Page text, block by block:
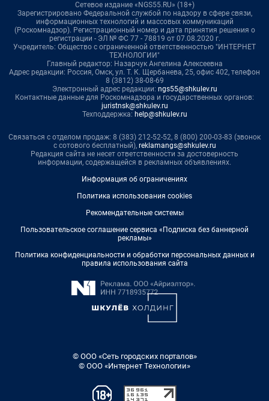
Сетевое издание «NGS55.RU» (18+)
Зарегистрировано Федеральной службой по надзору в сфере связи,
информационных технологий и массовых коммуникаций
(Роскомнадзор). Регистрационный номер и дата принятия решения о
регистрации - ЭЛ № ФС 77 - 78819 от 07.08.2020 г.
Учредитель: Общество с ограниченной ответственностью "ИНТЕРНЕТ
ТЕХНОЛОГИИ"
Главный редактор: Назарчук Ангелина Алексеевна
Адрес редакции: Россия, Омск, ул. Т. К. Щербанева, 25, офис 402, телефон
8 (3812) 38-08-69
Электронный адрес редакции: ngs55@shkulev.ru
Контактные данные для Роскомнадзора и государственных органов:
juristnsk@shkulev.ru
Техподдержка: help@shkulev.ru
Связаться с отделом продаж: 8 (383) 212-52-52, 8 (800) 200-03-83 (звонок
с сотового бесплатный), reklamangs@shkulev.ru
Редакция сайта не несет ответственности за достоверность
информации, содержащейся в рекламных объявлениях.
Информация об ограничениях
Политика использования cookies
Рекомендательные системы
Пользовательское соглашение сервиса «Подписка без баннерной
рекламы»
Политика конфиденциальности и обработки персональных данных и
правила использования сайта
© ООО «Сеть городских порталов»
© ООО «Интернет Технологии»